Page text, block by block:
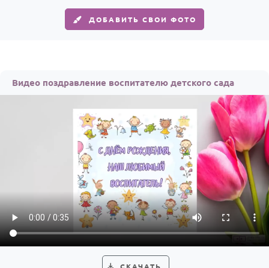
ПЕРСОНАЛЬНЫЕ
По годам
ДОБАВИТЬ СВОИ ФОТО
Видео поздравление воспитателю детского сада